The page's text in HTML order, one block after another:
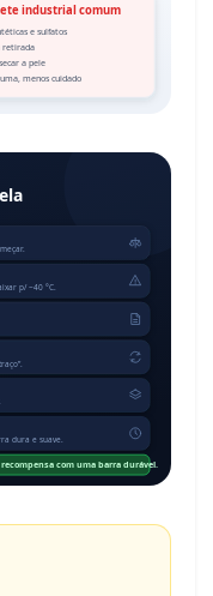
industrial comum
e sulfatos
retirada
a pele
menos cuidado
p/ ~40 °C.
dura e suave.
com uma barra durável.